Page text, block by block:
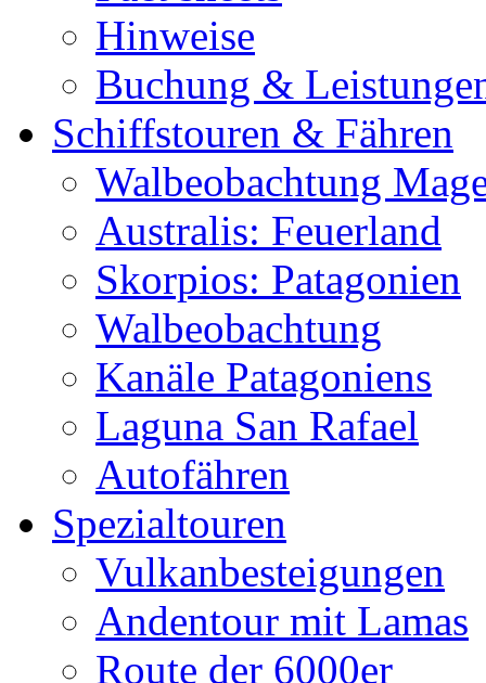
Hinweise
Buchung &
Schiffstouren & Fähren
Walbeobachtung
Australis: Feuerland
Skorpios: Patagonien
Walbeobachtung
Kanäle Patagoniens
Laguna San Rafael
Autofähren
Spezialtouren
Vulkanbesteigungen
Andentour mit Lamas
Route der 6000er